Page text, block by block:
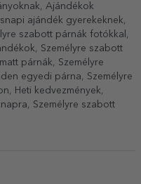
, Ajándékok
ajándék gyerekeknek,
szabott párnák fotókkal ,
, Személyre szabott
párnák, Személyre
egyedi párna, Személyre
, Heti kedvezmények,
, Személyre szabott